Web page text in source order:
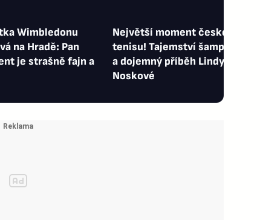
Wimbledonu
na Hradě: Pan
je strašně fajn a
Největší moment českého
tenisu! Tajemství šampionek
a dojemný příběh Lindy
Noskové